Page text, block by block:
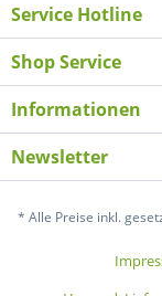
Service Hotline
Shop Service
Informationen
Newsletter
* Alle Preise inkl.